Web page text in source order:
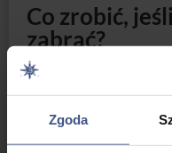
Zgoda
Co zrobić,
zabrać?
Oczywiście, zdarza się
Sklepy i wypożyczalnie
narciarskich ma dobrze